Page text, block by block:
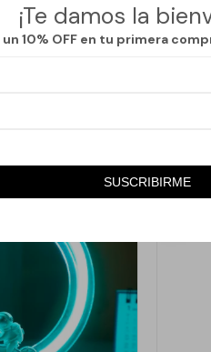
¡Te damos la
10% OFF en tu primera
SUSCRIBIRME
Una opción